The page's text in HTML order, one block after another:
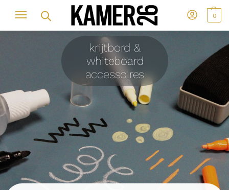
0
krijtbord &
whiteboard
accessoires